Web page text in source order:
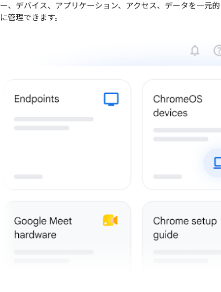
ー、デバイス、アプリケーション、アクセス、データを一元的
に管理できます。